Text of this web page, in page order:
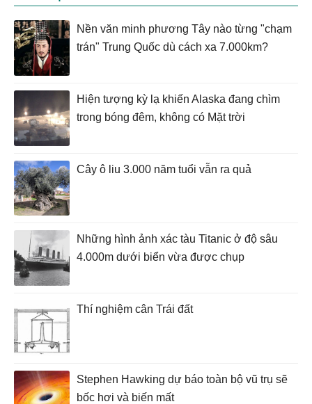
Nền văn minh phương Tây nào từng "chạm
trán" Trung Quốc dù cách xa 7.000km?
Hiện tượng kỳ lạ khiến Alaska đang chìm
trong bóng đêm, không có Mặt trời
Cây ô liu 3.000 năm tuổi vẫn ra quả
Những hình ảnh xác tàu Titanic ở độ sâu
4.000m dưới biển vừa được chụp
Thí nghiệm cân Trái đất
Stephen Hawking dự báo toàn bộ vũ trụ sẽ
bốc hơi và biến mất